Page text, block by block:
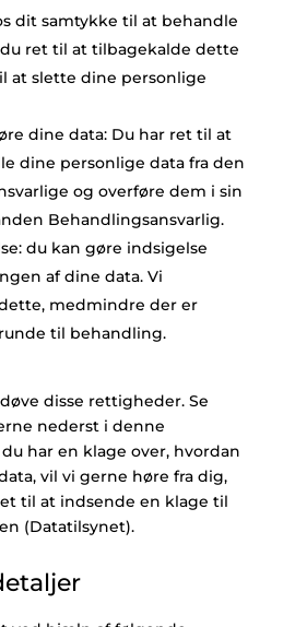
dit samtykke til at behandle
ret til at tilbagekalde dette
at slette dine personlige
dine data: Du har ret til at
dine personlige data fra den
og overføre dem i sin
Behandlingsansvarlig.
du kan gøre indsigelse
af ​​dine data. Vi
medmindre der er
til behandling.
disse rettigheder. Se
nederst i denne
har en klage over, hvordan
vil vi gerne høre fra dig,
til at indsende en klage til
(Datatilsynet).